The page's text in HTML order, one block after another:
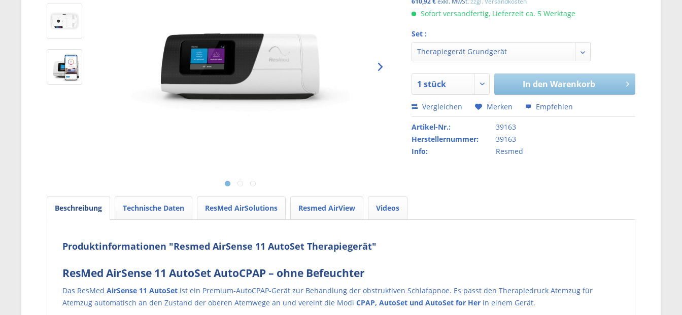
Sofort versandfertig, Lieferzeit ca. 5 Werktage
Set :
In den Warenkorb
Vergleichen Merken Empfehlen
Artikel-Nr.:
39163
Herstellernummer:
39163
Info:
Resmed
Beschreibung Technische Daten ResMed AirSolutions Resmed AirView Videos
Produktinformationen "Resmed AirSense 11 AutoSet Therapiegerät"
ResMed AirSense 11 AutoSet AutoCPAP – ohne Befeuchter
Das ResMed AirSense 11 AutoSet ist ein Premium-AutoCPAP-Gerät zur Behandlung der obstruktiven Schlafapnoe. Es passt den Therapiedruck Atemzug für
Atemzug automatisch an den Zustand der oberen Atemwege an und vereint die Modi CPAP, AutoSet und AutoSet for Her in einem Gerät.